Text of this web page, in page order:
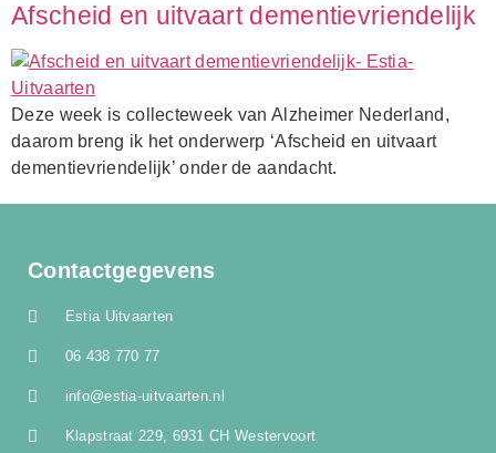
Afscheid en uitvaart dementievriendelijk
Deze week is collecteweek van Alzheimer Nederland,
daarom breng ik het onderwerp ‘Afscheid en uitvaart
dementievriendelijk’ onder de aandacht.
Contactgegevens
Estia Uitvaarten
06 438 770 77
info@estia-uitvaarten.nl
Klapstraat 229, 6931 CH Westervoort